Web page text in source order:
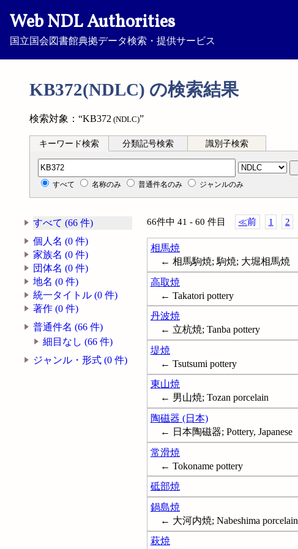
Web NDL Authorities
国立国会図書館典拠データ検索・提供サービス
KB372(NDLC) の検索結果
検索対象：“KB372 (NDLC)”
キーワード検索 分類記号検索 識別子検索
分類記号検索
すべて 名称のみ 普通件名のみ ジャンルのみ
すべて (66 件)
個人名 (0 件)
家族名 (0 件)
団体名 (0 件)
地名 (0 件)
統一タイトル (0 件)
著作 (0 件)
普通件名 (66 件)
細目なし (66 件)
ジャンル・形式 (0 件)
66件中 41 - 60 件目 ≪前 1 2
相馬焼
← 相馬駒焼; 駒焼; 大堀相馬焼
高取焼
← Takatori pottery
丹波焼
← 立杭焼; Tanba pottery
堤焼
← Tsutsumi pottery
東山焼
← 男山焼; Tozan porcelain
陶磁器 (日本)
← 日本陶磁器; Pottery, Japanese
常滑焼
← Tokoname pottery
砥部焼
鍋島焼
← 大河内焼; Nabeshima porcelain
萩焼